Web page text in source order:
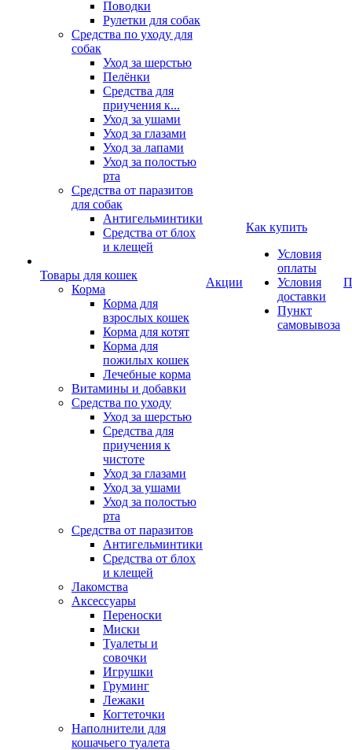
Поводки
Рулетки для собак
Средства по уходу для
собак
Уход за шерстью
Пелёнки
Средства для
приучения к...
Уход за ушами
Уход за глазами
Уход за лапами
Уход за полостью
рта
Средства от паразитов
для собак
Антигельминтики
Средства от блох
и клещей
Товары для кошек
Корма
Корма для
взрослых кошек
Корма для котят
Корма для
пожилых кошек
Лечебные корма
Витамины и добавки
Средства по уходу
Уход за шерстью
Средства для
приучения к
чистоте
Уход за глазами
Уход за ушами
Уход за полостью
рта
Средства от паразитов
Антигельминтики
Средства от блох
и клещей
Лакомства
Аксессуары
Переноски
Миски
Туалеты и
совочки
Игрушки
Груминг
Лежаки
Когтеточки
Наполнители для
кошачьего туалета
Акции
Как купить
Условия
оплаты
Условия
доставки
Пункт
самовывоза